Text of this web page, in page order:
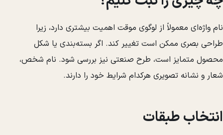
نام واژه‌ای معمولاً از لوگوی موقت اهمیت بیشتری دارد، زیرا
طراحی بصری ممکن است تغییر کند. اگر بسته‌بندی یا شکل
محصول متمایز است، طرح صنعتی نیز بررسی شود. نام شخص،
شعار و نشانه تصویری هرکدام شرایط خود را دارند.
انتخاب طبقات